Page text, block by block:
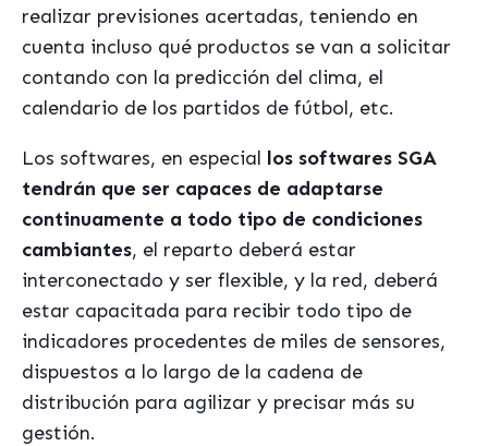
realizar previsiones acertadas, teniendo en
cuenta incluso qué productos se van a solicitar
contando con la predicción del clima, el
calendario de los partidos de fútbol, etc.
Los softwares, en especial los softwares SGA
tendrán que ser capaces de adaptarse
continuamente a todo tipo de condiciones
cambiantes, el reparto deberá estar
interconectado y ser flexible, y la red, deberá
estar capacitada para recibir todo tipo de
indicadores procedentes de miles de sensores,
dispuestos a lo largo de la cadena de
distribución para agilizar y precisar más su
gestión.